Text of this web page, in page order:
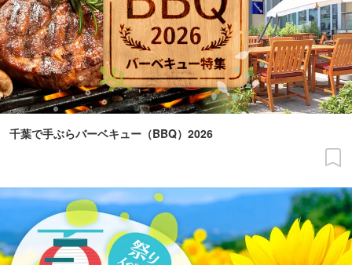
千葉で手ぶらバーベキュー（BBQ）2026